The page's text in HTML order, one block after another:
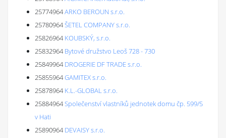
25774964ARKO BEROUN s.r.o.
25780964ŠETEL COMPANY s.r.o.
25826964 KOUBSKÝ, s.r.o.
25832964 Bytové družstvo Leoš 728 - 730
25849964 DROGERIE DF TRADE s.r.o.
25855964GAMITEX s.r.o.
25878964 K.L.-GLOBAL s.r.o.
25884964Společenství vlastníků jednotek domu čp. 599/5
v Hati
25890964 DEVAISY s.r.o.